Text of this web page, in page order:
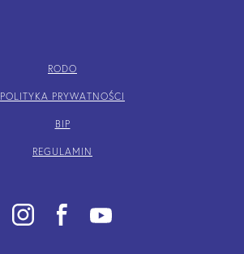
RODO
POLITYKA PRYWATNOŚCI
BIP
REGULAMIN